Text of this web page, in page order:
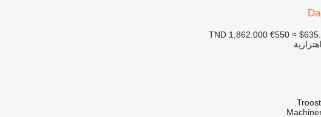
€550 ≈